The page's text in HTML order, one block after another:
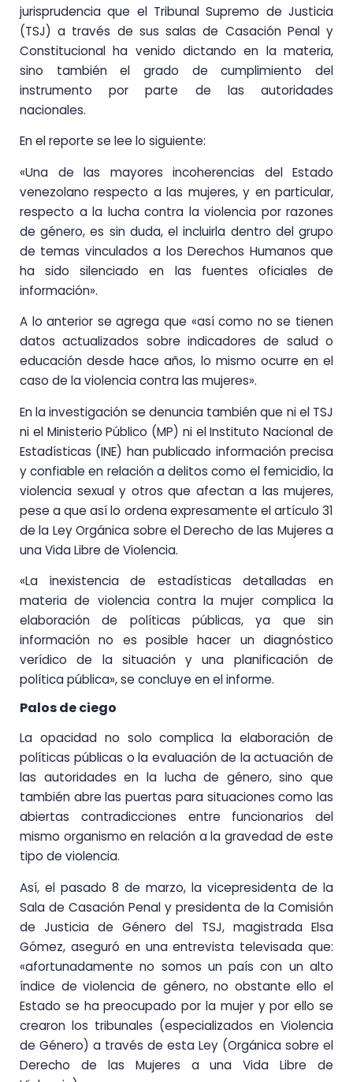
jurisprudencia que el Tribunal Supremo de Justicia
(TSJ) a través de sus salas de Casación Penal y
Constitucional ha venido dictando en la materia,
sino también el grado de cumplimiento del
instrumento por parte de las autoridades
nacionales.
En el reporte se lee lo siguiente:
«Una de las mayores incoherencias del Estado
venezolano respecto a las mujeres, y en particular,
respecto a la lucha contra la violencia por razones
de género, es sin duda, el incluirla dentro del grupo
de temas vinculados a los Derechos Humanos que
ha sido silenciado en las fuentes oficiales de
información».
A lo anterior se agrega que «así como no se tienen
datos actualizados sobre indicadores de salud o
educación desde hace años, lo mismo ocurre en el
caso de la violencia contra las mujeres».
En la investigación se denuncia también que ni el TSJ
ni el Ministerio Público (MP) ni el Instituto Nacional de
Estadísticas (INE) han publicado información precisa
y confiable en relación a delitos como el femicidio, la
violencia sexual y otros que afectan a las mujeres,
pese a que así lo ordena expresamente el artículo 31
de la Ley Orgánica sobre el Derecho de las Mujeres a
una Vida Libre de Violencia.
«La inexistencia de estadísticas detalladas en
materia de violencia contra la mujer complica la
elaboración de políticas públicas, ya que sin
información no es posible hacer un diagnóstico
verídico de la situación y una planificación de
política pública», se concluye en el informe.
Palos de ciego
La opacidad no solo complica la elaboración de
políticas públicas o la evaluación de la actuación de
las autoridades en la lucha de género, sino que
también abre las puertas para situaciones como las
abiertas contradicciones entre funcionarios del
mismo organismo en relación a la gravedad de este
tipo de violencia.
Así, el pasado 8 de marzo, la vicepresidenta de la
Sala de Casación Penal y presidenta de la Comisión
de Justicia de Género del TSJ, magistrada Elsa
Gómez, aseguró en una entrevista televisada que:
«afortunadamente no somos un país con un alto
índice de violencia de género, no obstante ello el
Estado se ha preocupado por la mujer y por ello se
crearon los tribunales (especializados en Violencia
de Género) a través de esta Ley (Orgánica sobre el
Derecho de las Mujeres a una Vida Libre de